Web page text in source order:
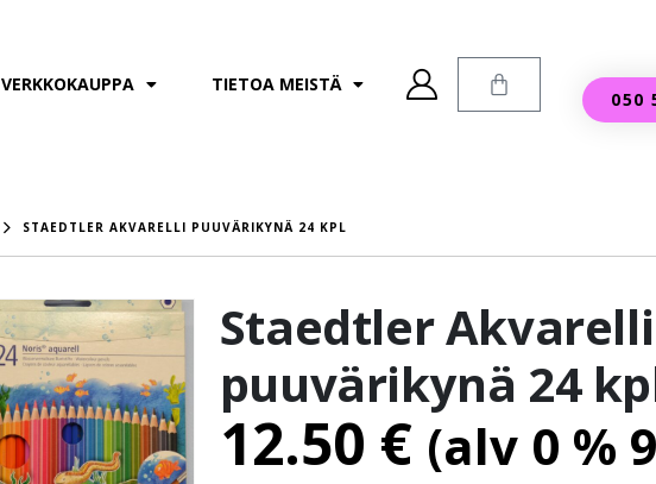
VERKKOKAUPPA TIETOA MEISTÄ
050
STAEDTLER AKVARELLI PUUVÄRIKYNÄ 24 KPL
Staedtler Akvarelli
puuvärikynä 24
12.50 € (alv 0 %